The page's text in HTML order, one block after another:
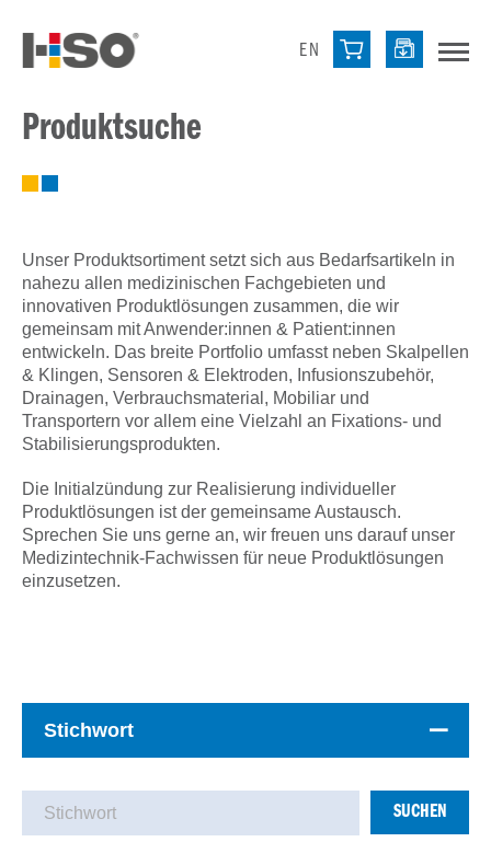
EN
Produktsuche
Unser Produktsortiment setzt sich aus Bedarfsartikeln in
nahezu allen medizinischen Fachgebieten und
innovativen Produktlösungen zusammen, die wir
gemeinsam mit Anwender:innen & Patient:innen
entwickeln. Das breite Portfolio umfasst neben Skalpellen
& Klingen, Sensoren & Elektroden, Infusionszubehör,
Drainagen, Verbrauchsmaterial, Mobiliar und
Transportern vor allem eine Vielzahl an Fixations- und
Stabilisierungsprodukten.
Die Initialzündung zur Realisierung individueller
Produktlösungen ist der gemeinsame Austausch.
Sprechen Sie uns gerne an, wir freuen uns darauf unser
Medizintechnik-Fachwissen für neue Produktlösungen
einzusetzen.
Stichwort
SUCHEN